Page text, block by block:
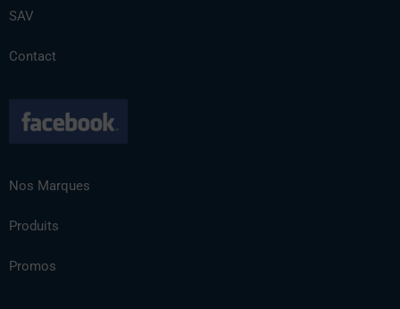
SAV
Contact
Nos Marques
Produits
Promos